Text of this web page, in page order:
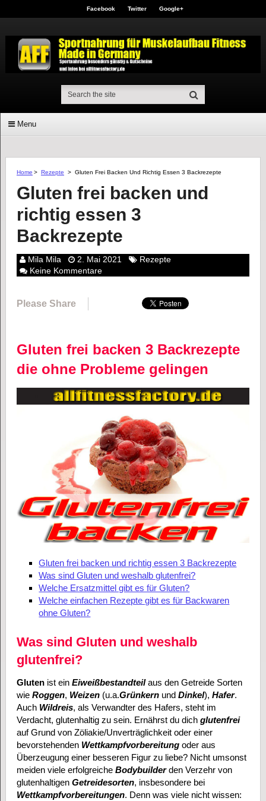
Facebook Twitter Google+
Menu
Home > Rezepte > Gluten Frei Backen Und Richtig Essen 3 Backrezepte
Gluten frei backen und
richtig essen 3
Backrezepte
Mila Mila 2. Mai 2021
Rezepte
Keine Kommentare
Please Share
Gluten frei backen 3 Backrezepte
die ohne Probleme gelingen
Gluten frei backen und richtig essen 3 Backrezepte
Was sind Gluten und weshalb glutenfrei?
Welche Ersatzmittel gibt es für Gluten?
Welche einfachen Rezepte gibt es für Backwaren
ohne Gluten?
Was sind Gluten und weshalb
glutenfrei?
Glutenist ein Eiweißbestandteilaus den Getreide Sorten
wie Roggen, Weizen(u.a.Grünkernund Dinkel), Hafer.
Auch Wildreis, als Verwandter des Hafers, steht im
Verdacht, glutenhaltig zu sein. Ernährst du dich glutenfrei
auf Grund von Zöliakie/Unverträglichkeit oder einer
bevorstehenden Wettkampfvorbereitungoder aus
Überzeugung einer besseren Figur zu liebe? Nicht umsonst
meiden viele erfolgreiche Bodybuilderden Verzehr von
glutenhaltigen Getreidesorten, insbesondere bei
Wettkampfvorbereitungen. Denn was viele nicht wissen: